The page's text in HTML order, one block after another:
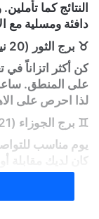
النتائج كما
دافئة ومسلية مع
♉ برج الثور (20 نيسان – 20 أيار)
كن أكثر اتزاناً
على المنطق.
لذا احرص على
♊ برج الجوزاء (21 أيار – 20 حزيران)
يوم مناسب
كان لديك مقابلة
تزداد فرصك في
♋ برج السرطان (21 حزيران – 22 تموز)